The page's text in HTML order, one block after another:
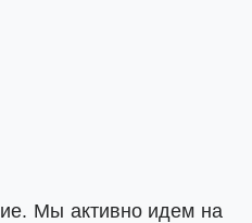
Мы активно идем на